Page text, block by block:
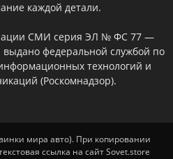
каждой детали.
СМИ серия ЭЛ № ФС 77 —
выдано федеральной службой по
технологий и
(Роскомнадзор).
мира авто). При копировании
ссылка на сайт Sovet.store